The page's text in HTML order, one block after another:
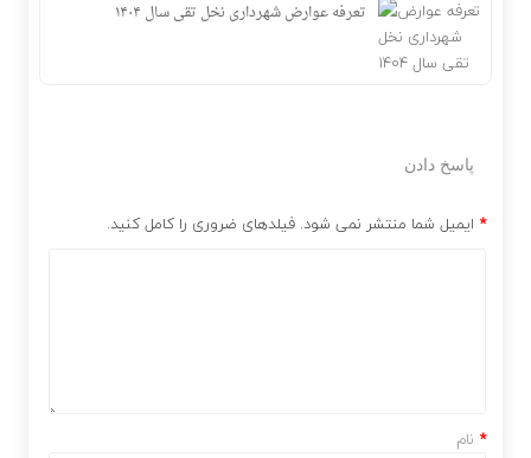
تعرفه عوارض شهرداری نخل تقی سال ۱۴۰۴
پاسخ دادن
ایمیل شما منتشر نمی شود. فیلدهای ضروری را کامل کنید. *
نام *